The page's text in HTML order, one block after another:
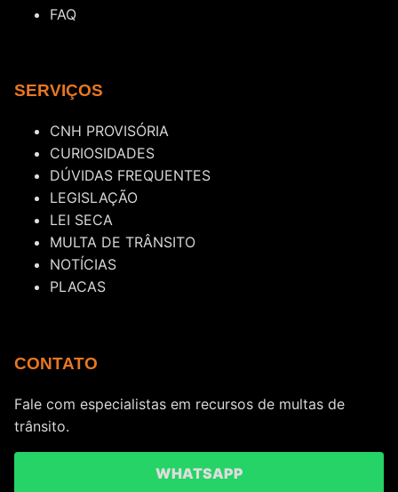
FAQ
SERVIÇOS
CNH PROVISÓRIA
CURIOSIDADES
DÚVIDAS FREQUENTES
LEGISLAÇÃO
LEI SECA
MULTA DE TRÂNSITO
NOTÍCIAS
PLACAS
CONTATO
Fale com especialistas em recursos de multas de
trânsito.
WHATSAPP